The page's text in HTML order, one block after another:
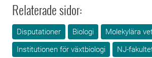
Relaterade sidor:
Disputationer Biologi
Molekylära
Institutionen för växtbiologi
NJ-